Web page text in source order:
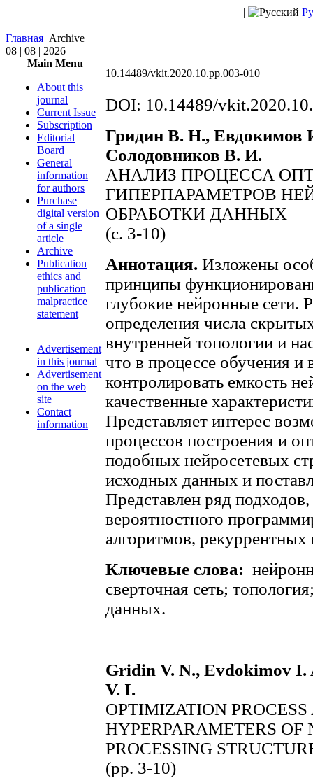
|
Главная Archive
08 | 08 | 2026
Main Menu
About this
journal
Current Issue
Subscription
Editorial
Board
General
information
for authors
Purchase
digital version
of a single
article
Archive
Publication
ethics and
publication
malpractice
statement
Advertisement
in this journal
Advertisement
on the web
site
Contact
information
10.14489/vkit.2020.10.pp.003-010
DOI: 10.14489/
Гридин В. Н., Евдокимов
Солодовников В. И.
АНАЛИЗ ПРОЦЕССА
ГИПЕРПАРАМЕТРОВ
ОБРАБОТКИ ДАННЫХ
(c. 3-10)
Аннотация. Изложены
принципы
глубокие нейронные сети.
определения числа
внутренней топологии и
что в процессе обучения
контролировать емкость
качественные
Представляет интерес
процессов построения и
подобных нейросетевых
исходных данных и
Представлен ряд
вероятностного
алгоритмов,
Ключевые слова:
сверточная сеть;
данных.
Gridin V. N., Evdokimov I.
V. I.
OPTIMIZATION
HYPERPARAMETERS
PROCESSING
(pp. 3-10)